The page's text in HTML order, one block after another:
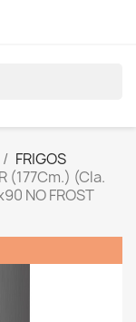
FRIGOS
(177Cm.) (Cla.
NO FROST